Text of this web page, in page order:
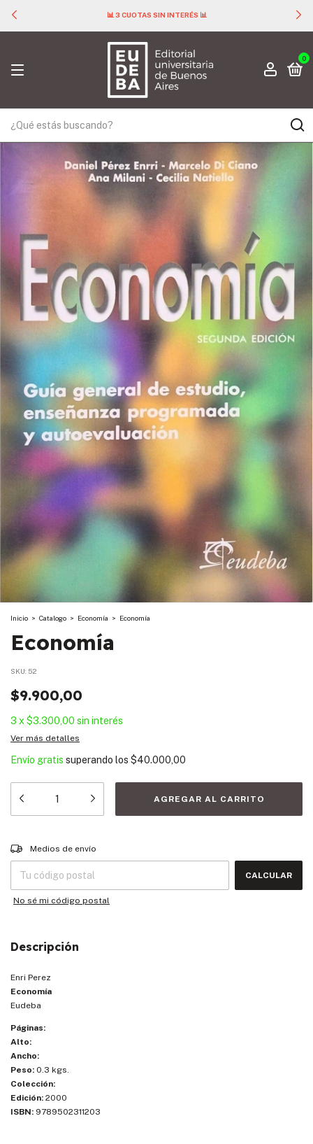
📊 3 CUOTAS SIN INTERÉS 📊
0
Inicio > Catalogo > Economía > Economía
Economía
SKU: 52
$9.900,00
3 x$3.300,00 sin interés
Ver más detalles
Envío gratis superando los $40.000,00
Entregas para el CP:
Medios de envío
CALCULAR
No sé mi código postal
Descripción
Enri Perez
Economía
Eudeba
Páginas:
Alto:
Ancho:
Peso: 0.3 kgs.
Colección:
Edición: 2000
ISBN: 9789502311203